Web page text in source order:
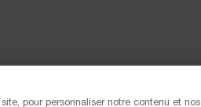
pour personnaliser notre contenu et nos